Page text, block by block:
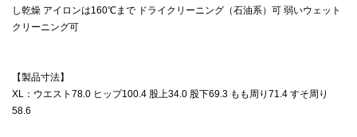
し乾燥 アイロンは160℃まで ドライクリーニング（石油系）可 弱いウェット
クリーニング可
【製品寸法】
XL：ウエスト78.0 ヒップ100.4 股上34.0 股下69.3 もも周り71.4 すそ周り
58.6